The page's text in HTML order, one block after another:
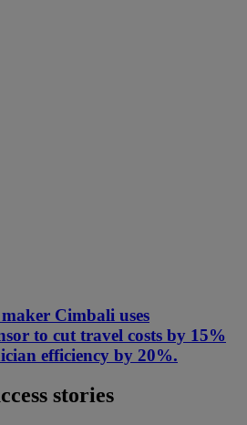
Cimbali uses
to cut travel costs by 15%
efficiency by 20%.
stories